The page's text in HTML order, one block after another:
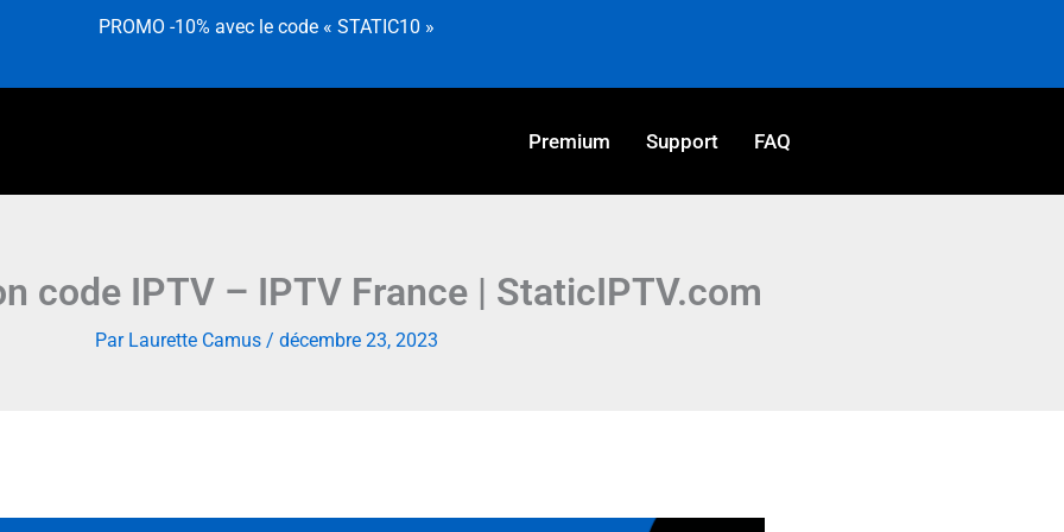
PROMO -10% avec le code « STATIC10 »
Premium Support FAQ
code IPTV – IPTV France | StaticIPTV.com
Par Laurette Camus / décembre 23, 2023